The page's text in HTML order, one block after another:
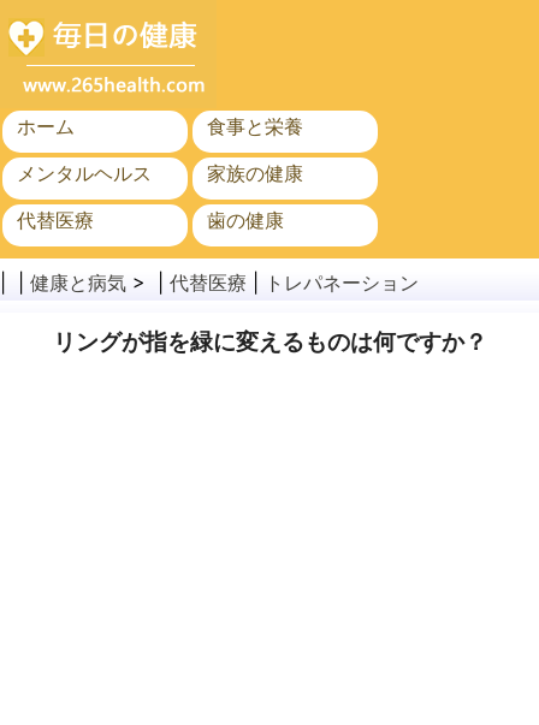
ホーム
食事と栄養
メンタルヘルス
家族の健康
代替医療
歯の健康
がん
公衆衛生と安全
健康と病気 > | 代替医療 トレパネーション
リングが指を緑に変えるものは何ですか？